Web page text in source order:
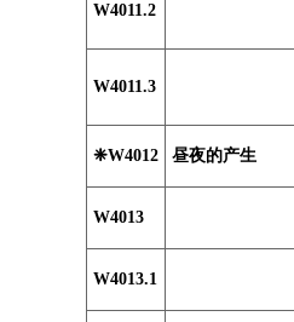
W4011.2
W4011.3
❈W4012 昼夜的产生
W4013
W4013.1